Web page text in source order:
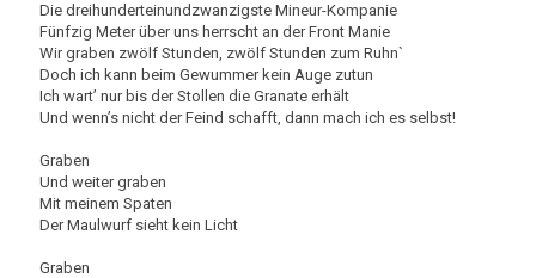
Die dreihunderteinundzwanzigste Mineur-Kompanie
Fünfzig Meter über uns herrscht an der Front Manie
Wir graben zwölf Stunden, zwölf Stunden zum Ruhn`
Doch ich kann beim Gewummer kein Auge zutun
Ich wart’ nur bis der Stollen die Granate erhält
Und wenn’s nicht der Feind schafft, dann mach ich es selbst!
Graben
Und weiter graben
Mit meinem Spaten
Der Maulwurf sieht kein Licht
Graben